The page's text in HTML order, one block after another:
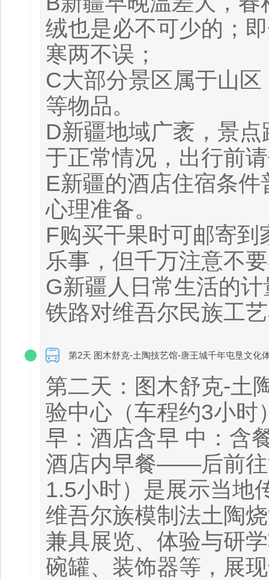
绒也是必不可少的；
寒两不误；
C大部分景区属于山
等物品。
D新疆地域广袤，景
于正常情况，出行前
E新疆的酒店住宿条
心理准备。
F购买干果时可邮寄
乐事，但千万注意不
G新疆人日常生活的
铁路对维吾尔民族工
第2天 图木舒克-土陶技艺馆-唐王城千年屯垦文化
第二天：图木舒克-土
验中心（车程约3小时
早：酒店含早 中：含
酒店内早餐——后前往
1.5小时）是展示当地
维吾尔族模制法土陶
兼具展览、体验与研
碗罐、装饰器等，展